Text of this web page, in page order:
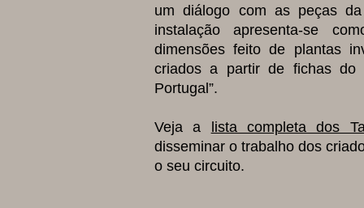
um diálogo com as peças
instalação apresenta-se
dimensões feito de plantas
criados a partir de fichas do
Portugal”.
Veja a
lista completa dos
disseminar o trabalho dos
o seu circuito.